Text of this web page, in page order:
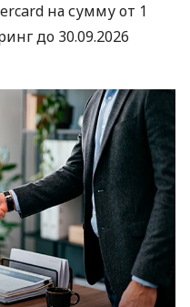
на сумму от 1
до 30.09.2026